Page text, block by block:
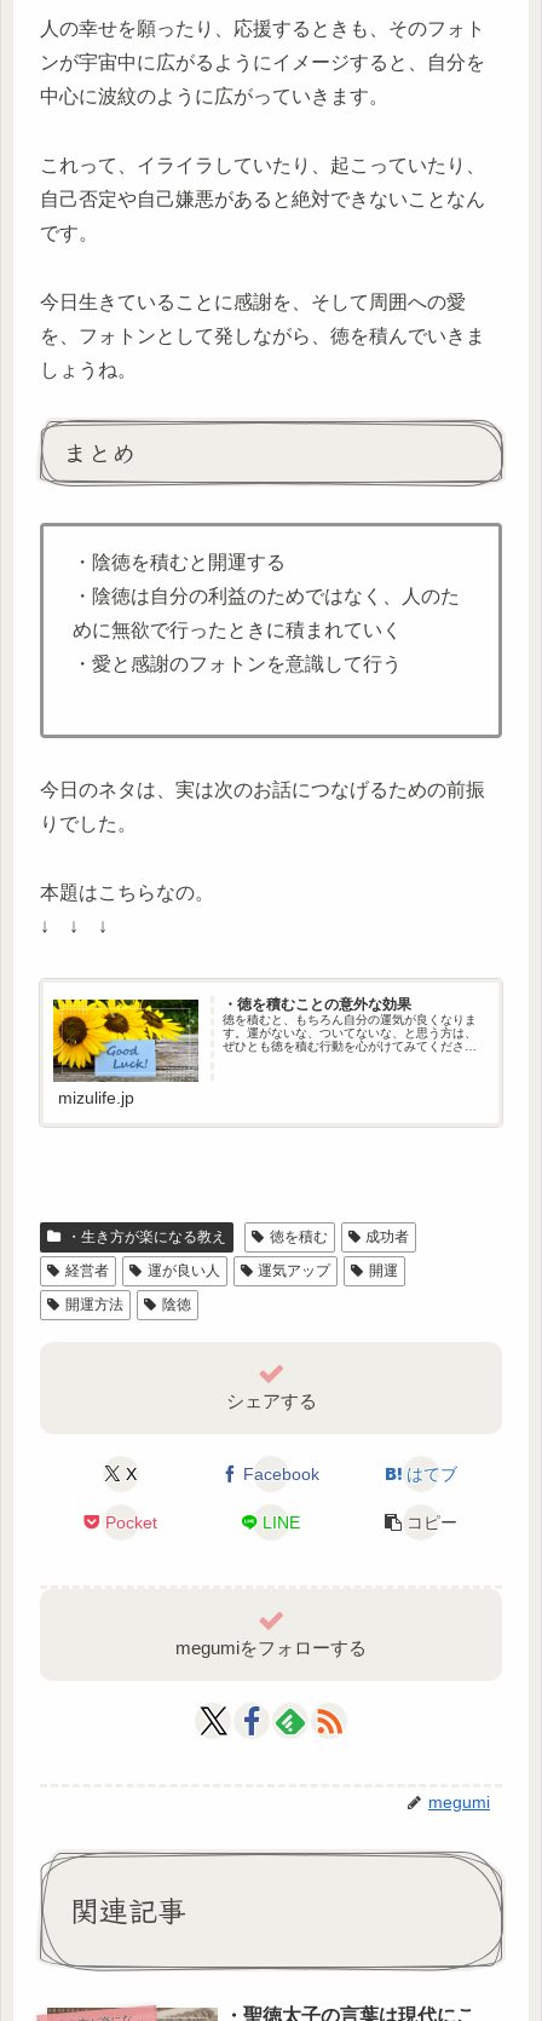
人の幸せを願ったり、応援するときも、そのフォト
ンが宇宙中に広がるようにイメージすると、自分を
中心に波紋のように広がっていきます。
これって、イライラしていたり、起こっていたり、
自己否定や自己嫌悪があると絶対できないことなん
です。
今日生きていることに感謝を、そして周囲への愛
を、フォトンとして発しながら、徳を積んでいきま
しょうね。
まとめ
・陰徳を積むと開運する
・陰徳は自分の利益のためではなく、人のた
めに無欲で行ったときに積まれていく
・愛と感謝のフォトンを意識して行う
今日のネタは、実は次のお話につなげるための前振
りでした。
本題はこちらなの。
↓ ↓ ↓
・徳を積むことの意外な効果
徳を積むと、もちろん自分の運気が良くなりま
す。運がないな、ついてないな、と思う方は、
ぜひとも徳を積む行動を心がけてみてください
mizulife.jp
・生き方が楽になる教え 徳を積む
成功者
経営者
運が良い人 運気アップ
開運
開運方法
陰徳
シェアする
X Facebook はてブ
Pocket LINE コピー
megumiをフォローする
megumi
関連記事
生き方が楽になる教え ・聖徳太子の言葉は現代にこ